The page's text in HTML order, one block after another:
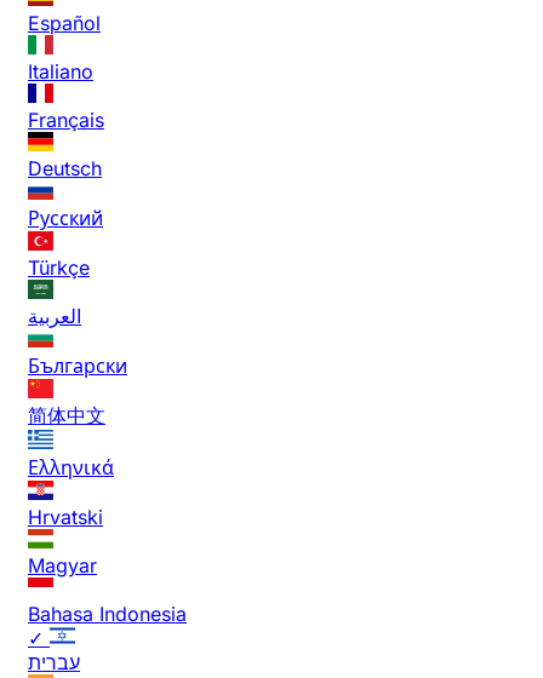
Español
Italiano
Français
Deutsch
Русский
Türkçe
العربية
Български
简体中文
Ελληνικά
Hrvatski
Magyar
Bahasa Indonesia
✓
עברית